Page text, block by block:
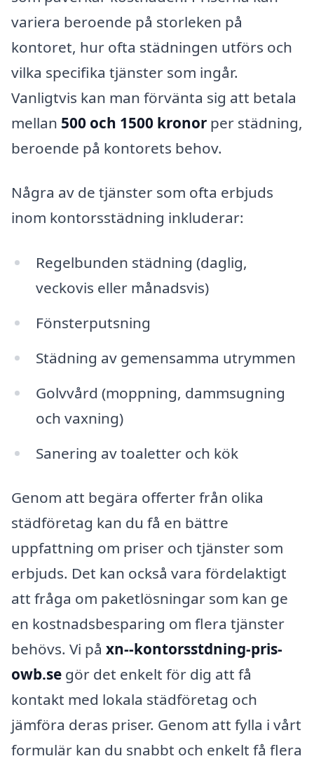
variera beroende på storleken på
kontoret, hur ofta städningen utförs och
vilka specifika tjänster som ingår.
Vanligtvis kan man förvänta sig att betala
mellan 500 och 1500 kronor per städning,
beroende på kontorets behov.
Några av de tjänster som ofta erbjuds
inom kontorsstädning inkluderar:
Regelbunden städning (daglig,
veckovis eller månadsvis)
Fönsterputsning
Städning av gemensamma utrymmen
Golvvård (moppning, dammsugning
och vaxning)
Sanering av toaletter och kök
Genom att begära offerter från olika
städföretag kan du få en bättre
uppfattning om priser och tjänster som
erbjuds. Det kan också vara fördelaktigt
att fråga om paketlösningar som kan ge
en kostnadsbesparing om flera tjänster
behövs. Vi på xn--kontorsstdning-pris-
owb.se gör det enkelt för dig att få
kontakt med lokala städföretag och
jämföra deras priser. Genom att fylla i vårt
formulär kan du snabbt och enkelt få flera